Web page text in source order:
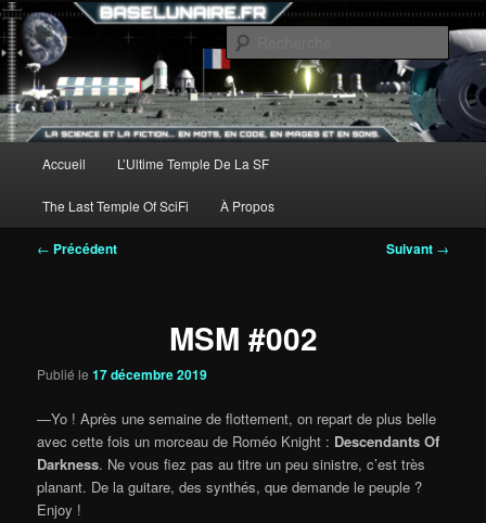
Aller
au
contenu
principal
principal
Accueil L’Ultime Temple De La SF
The Last Temple Of SciFi À Propos
Navigation
← Précédent Suivant →
MSM #002
Publié le17 décembre 2019
—Yo ! Après une semaine de flottement, on repart de plus belle
avec cette fois un morceau de Roméo Knight : Descendants Of
Darkness. Ne vous fiez pas au titre un peu sinistre, c’est très
planant. De la guitare, des synthés, que demande le peuple ?
Enjoy !